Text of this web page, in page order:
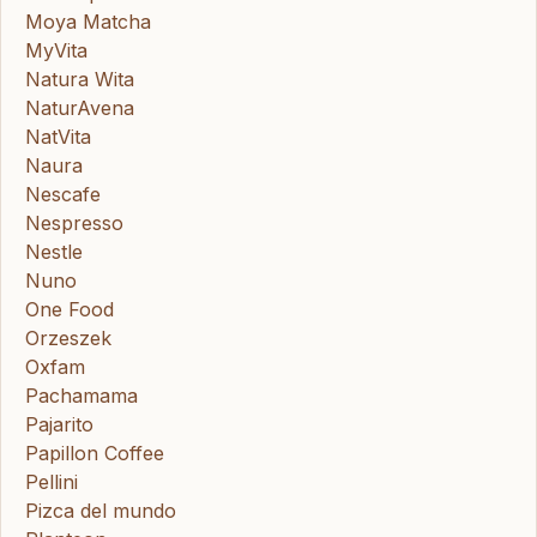
Moya Matcha
MyVita
Natura Wita
NaturAvena
NatVita
Naura
Nescafe
Nespresso
Nestle
Nuno
One Food
Orzeszek
Oxfam
Pachamama
Pajarito
Papillon Coffee
Pellini
Pizca del mundo